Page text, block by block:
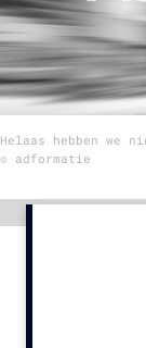
Home
9 sept: GenAI-
12 nov:
Adverteren
Events
Helaas hebben we
© adformatie